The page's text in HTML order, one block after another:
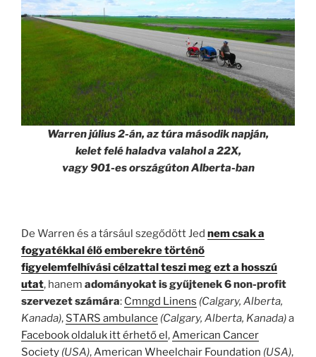
Warren július 2-án, az túra második napján,
kelet felé haladva valahol a 22X,
vagy 901-es országúton Alberta-ban
De Warren és a társául szegődött Jed nem csak a
fogyatékkal élő emberekre történő
figyelemfelhívási célzattal teszi meg ezt a hosszú
utat, hanem adományokat is gyűjtenek 6 non-profit
szervezet számára: Cmngd Linens (Calgary, Alberta,
Kanada), STARS ambulance (Calgary, Alberta, Kanada)a
Facebook oldaluk itt érhető el,American Cancer
Society (USA),American Wheelchair Foundation (USA),